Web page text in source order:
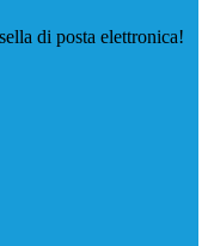
di posta elettronica!